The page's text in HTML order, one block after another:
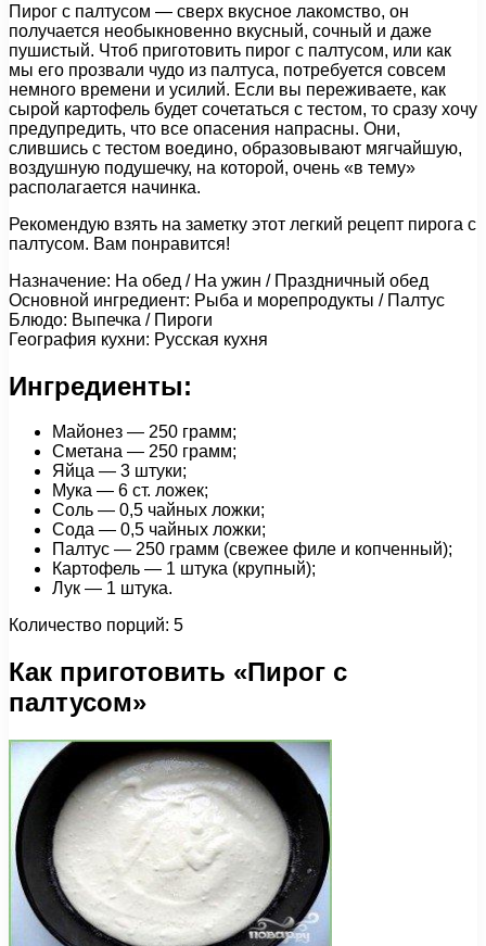
Пирог с палтусом — сверх вкусное лакомство, он
получается необыкновенно вкусный, сочный и даже
пушистый. Чтоб приготовить пирог с палтусом, или как
мы его прозвали чудо из палтуса, потребуется совсем
немного времени и усилий. Если вы переживаете, как
сырой картофель будет сочетаться с тестом, то сразу хочу
предупредить, что все опасения напрасны. Они,
слившись с тестом воедино, образовывают мягчайшую,
воздушную подушечку, на которой, очень «в тему»
располагается начинка.
Рекомендую взять на заметку этот легкий рецепт пирога с
палтусом. Вам понравится!
Назначение: На обед / На ужин / Праздничный обед
Основной ингредиент: Рыба и морепродукты / Палтус
Блюдо: Выпечка / Пироги
География кухни: Русская кухня
Ингредиенты:
Майонез — 250 грамм;
Сметана — 250 грамм;
Яйца — 3 штуки;
Мука — 6 ст. ложек;
Соль — 0,5 чайных ложки;
Сода — 0,5 чайных ложки;
Палтус — 250 грамм (свежее филе и копченный);
Картофель — 1 штука (крупный);
Лук — 1 штука.
Количество порций: 5
Как приготовить «Пирог с
палтусом»